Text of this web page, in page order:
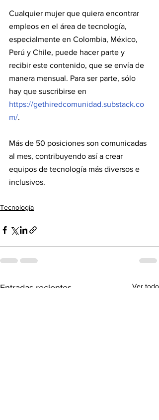
Cualquier mujer que quiera encontrar
empleos en el área de tecnología,
especialmente en Colombia, México,
Perú y Chile, puede hacer parte y
recibir este contenido, que se envía de
manera mensual. Para ser parte, sólo
hay que suscribirse en
https://gethiredcomunidad.substack.co
m/.
Más de 50 posiciones son comunicadas
al mes, contribuyendo así a crear
equipos de tecnología más diversos e
inclusivos.
Tecnología
Entradas recientes Ver todo